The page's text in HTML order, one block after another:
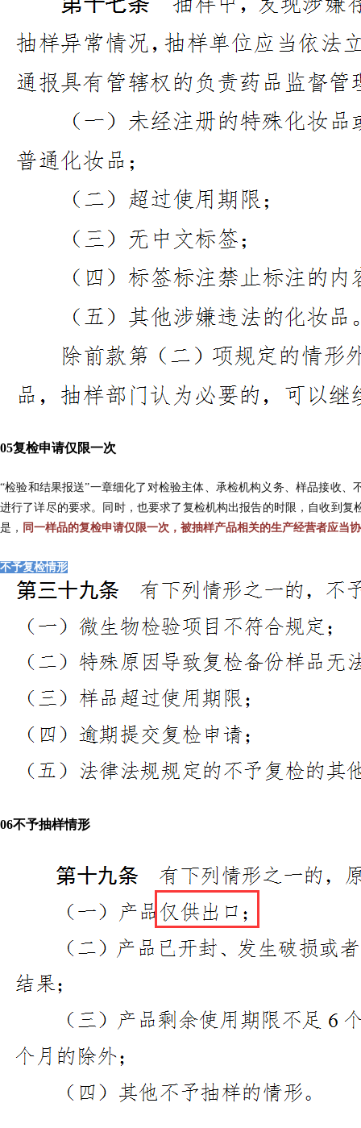
05复检申请仅限一次
“检验和结果报送”一章细化了对检验主体、承检机构义务、样品接收
进行了详尽的要求。同时，也要求了复检机构出报告的时限，自收到
是， 同一样品的复检申请仅限一次，被抽样产品相关的生产经营者应当
不予复检情形
06不予抽样情形